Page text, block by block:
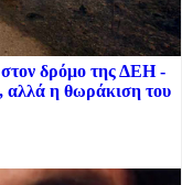
δρόμο της ΔΕΗ -
αλλά η θωράκιση του